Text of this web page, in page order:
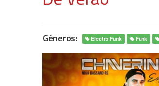
Gêneros: Electro Funk Funk